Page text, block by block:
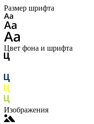
Размер шрифта
Цвет фона и шрифта
Изображения